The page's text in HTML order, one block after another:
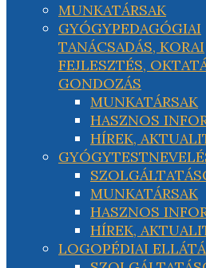
MUNKATÁRSAK
GYÓGYPEDAGÓGIAI
TANÁCSADÁS, KORAI
FEJLESZTÉS,
GONDOZÁS
MUNKATÁRSAK
HASZNOS
HÍREK,
MUNKATÁRSAK
HASZNOS
HÍREK,
LOGOPÉDIAI